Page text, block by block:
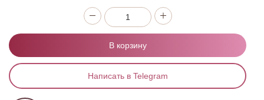
В корзину
Написать в Telegram